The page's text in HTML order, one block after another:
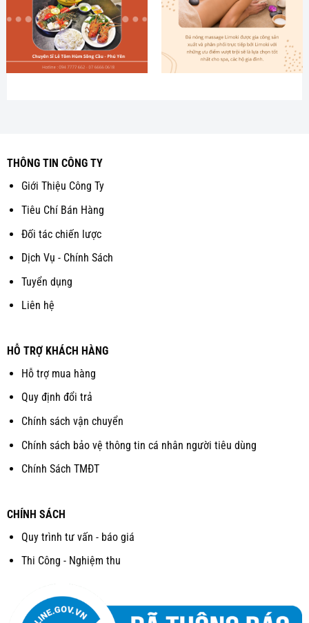
THÔNG TIN CÔNG TY
Giới Thiệu Công Ty
Tiêu Chí Bán Hàng
Đối tác chiến lược
Dịch Vụ - Chính Sách
Tuyển dụng
Liên hệ
HỖ TRỢ KHÁCH HÀNG
Hỗ trợ mua hàng
Quy định đổi trả
Chính sách vận chuyển
Chính sách bảo vệ thông tin cá nhân người tiêu dùng
Chính Sách TMĐT
CHÍNH SÁCH
Quy trình tư vấn - báo giá
Thi Công - Nghiệm thu